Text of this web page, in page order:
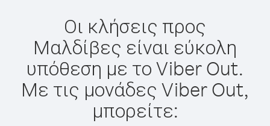
Οι κλήσεις προς
Μαλδίβες είναι εύκολη
υπόθεση με το Viber Out.
Με τις μονάδες Viber Out,
μπορείτε: